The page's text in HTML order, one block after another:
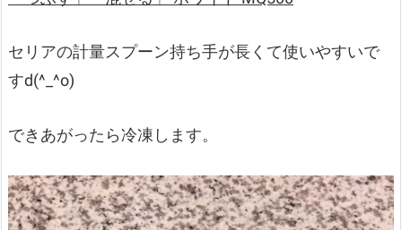
セリアの計量スプーン持ち手が長くて使いやすいで
すd(^_^o)
できあがったら冷凍します。